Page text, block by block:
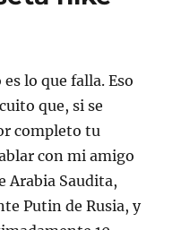
lo que falla. Eso
que, si se
completo tu
con mi amigo
Arabia Saudita,
Putin de Rusia, y